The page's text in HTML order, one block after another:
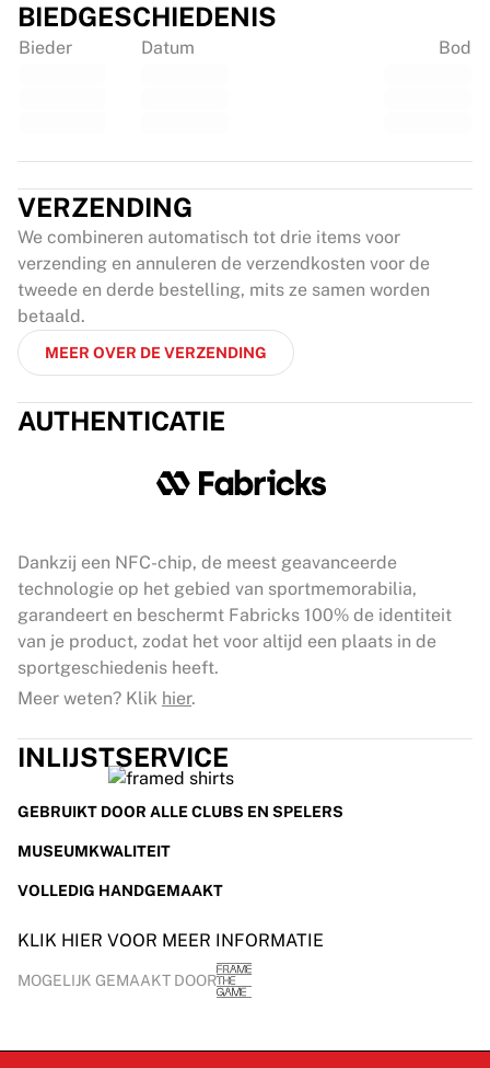
BIEDGESCHIEDENIS
Bieder Datum Bod
VERZENDING
We combineren automatisch tot drie items voor
verzending en annuleren de verzendkosten voor de
tweede en derde bestelling, mits ze samen worden
betaald.
MEER OVER DE VERZENDING
AUTHENTICATIE
Dankzij een NFC-chip, de meest geavanceerde
technologie op het gebied van sportmemorabilia,
garandeert en beschermt Fabricks 100% de identiteit
van je product, zodat het voor altijd een plaats in de
sportgeschiedenis heeft.
Meer weten? Klik hier.
INLIJSTSERVICE
GEBRUIKT DOOR ALLE CLUBS EN SPELERS
MUSEUMKWALITEIT
VOLLEDIG HANDGEMAAKT
KLIK HIER VOOR MEER INFORMATIE
MOGELIJK GEMAAKT DOOR